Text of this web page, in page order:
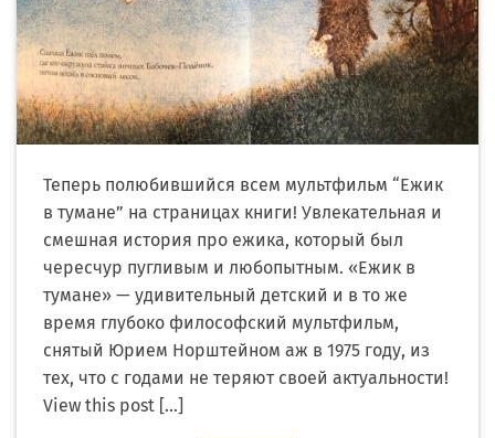
Теперь полюбившийся всем мультфильм “Ежик
в тумане” на страницах книги! Увлекательная и
смешная история про ежика, который был
чересчур пугливым и любопытным. «Ежик в
тумане» — удивительный детский и в то же
время глубоко философский мультфильм,
снятый Юрием Норштейном аж в 1975 году, из
тех, что с годами не теряют своей актуальности!
View this post […]